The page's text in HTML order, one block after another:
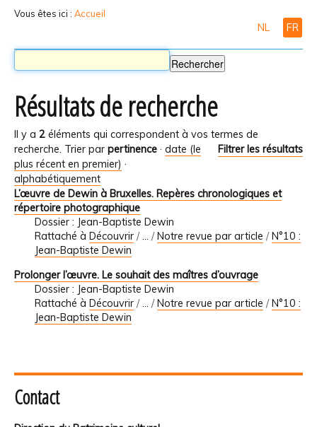
Vous êtes ici : Accueil
NL FR
Résultats de recherche
Il y a 2 éléments qui correspondent à vos termes de
recherche.
Filtrer les résultats
Trier par pertinence · date (le
plus récent en premier) ·
alphabétiquement
L’œuvre de Dewin à Bruxelles. Repères chronologiques et
répertoire photographique
Dossier : Jean-Baptiste Dewin
Rattaché à Découvrir /… /Notre revue par article /N°10 :
Jean-Baptiste Dewin
Prolonger l’œuvre. Le souhait des maîtres d’ouvrage
Dossier : Jean-Baptiste Dewin
Rattaché à Découvrir /… /Notre revue par article /N°10 :
Jean-Baptiste Dewin
Contact